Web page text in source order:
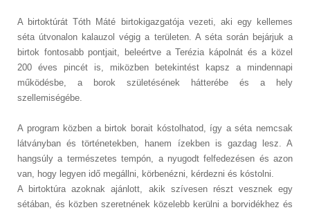
A birtoktúrát Tóth Máté birtokigazgatója vezeti, aki egy kellemes
séta útvonalon kalauzol végig a területen. A séta során bejárjuk a
birtok fontosabb pontjait, beleértve a Terézia kápolnát és a közel
200 éves pincét is, miközben betekintést kapsz a mindennapi
működésbe, a borok születésének hátterébe és a hely
szellemiségébe.
A program közben a birtok borait kóstolhatod, így a séta nemcsak
látványban és történetekben, hanem ízekben is gazdag lesz. A
hangsúly a természetes tempón, a nyugodt felfedezésen és azon
van, hogy legyen idő megállni, körbenézni, kérdezni és kóstolni.
A birtoktúra azoknak ajánlott, akik szívesen részt vesznek egy
sétában, és közben szeretnének közelebb kerülni a borvidékhez és